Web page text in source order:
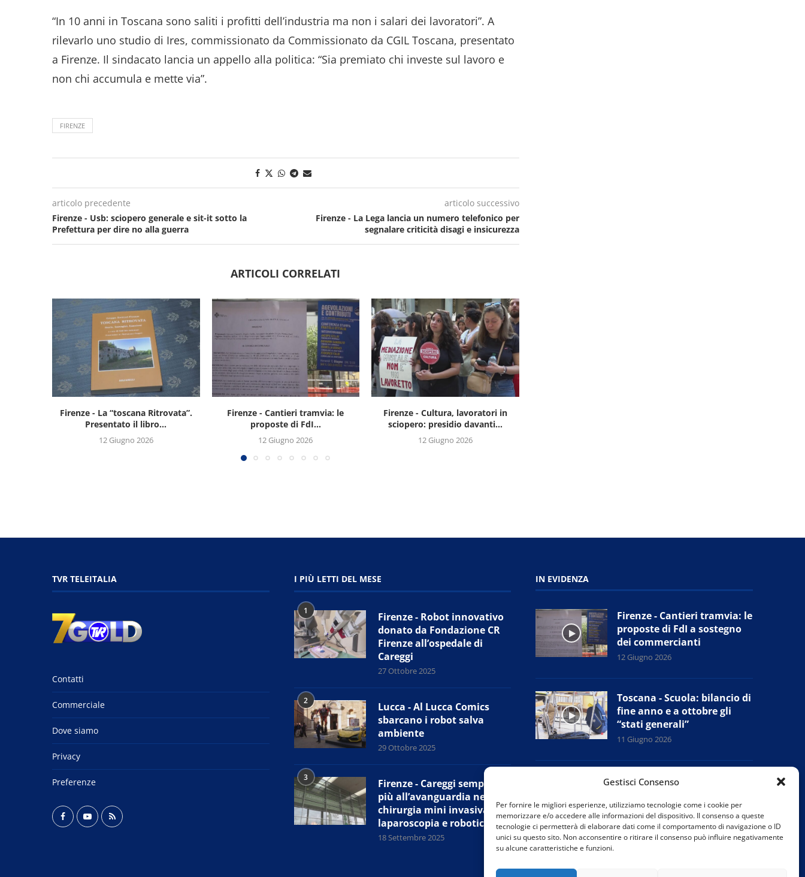
Gestisci Consenso
Per fornire le migliori esperienze, utilizziamo tecnologie come i cookie per
memorizzare e/o accedere alle informazioni del dispositivo. Il consenso a queste
tecnologie ci permetterà di elaborare dati come il comportamento di navigazione o ID
unici su questo sito. Non acconsentire o ritirare il consenso può influire negativamente
su alcune caratteristiche e funzioni.
“In 10 anni in Toscana sono saliti i profitti dell’industria ma non i salari dei lavoratori”. A
rilevarlo uno studio di Ires, commissionato da Commissionato da CGIL Toscana, presentato
a Firenze. Il sindacato lancia un appello alla politica: “Sia premiato chi investe sul lavoro e
non chi accumula e mette via”.
FIRENZE
articolo precedente
Firenze - Usb: sciopero generale e sit-it sotto la
Prefettura per dire no alla guerra
articolo successivo
Firenze - La Lega lancia un numero telefonico per
segnalare criticità disagi e insicurezza
ARTICOLI CORRELATI
Firenze - La “toscana Ritrovata”.
Presentato il libro...
12 Giugno 2026
Firenze - Cantieri tramvia: le
proposte di FdI...
12 Giugno 2026
Firenze - Cultura, lavoratori in
sciopero: presidio davanti...
12 Giugno 2026
TVR TELEITALIA
Contatti
Commerciale
Dove siamo
Privacy
Preferenze
I PIÙ LETTI DEL MESE
1
Firenze - Robot innovativo
donato da Fondazione CR
Firenze all’ospedale di
Careggi
27 Ottobre 2025
2
Lucca - Al Lucca Comics
sbarcano i robot salva
ambiente
29 Ottobre 2025
3
Firenze - Careggi sempre
più all’avanguardia nella
chirurgia mini invasiva,
laparoscopia e robotica
18 Settembre 2025
IN EVIDENZA
Firenze - Cantieri tramvia: le
proposte di FdI a sostegno
dei commercianti
12 Giugno 2026
Toscana - Scuola: bilancio di
fine anno e a ottobre gli
“stati generali”
11 Giugno 2026
Campi Bisenzio (Fi) - Sudd
Mingzhi, prove di accordo
con l’azienda
11 Giugno 2026